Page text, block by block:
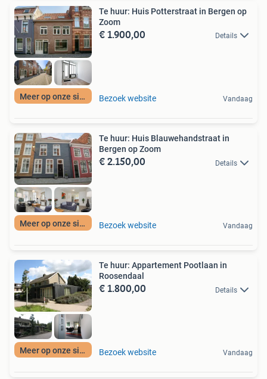
Meer op onze site
Te huur: Huis Potterstraat in Bergen op
Zoom
€ 1.900,00 Details
Bezoek website Vandaag
Meer op onze site
Te huur: Huis Blauwehandstraat in
Bergen op Zoom
€ 2.150,00 Details
Bezoek website Vandaag
Meer op onze site
Te huur: Appartement Pootlaan in
Roosendaal
€ 1.800,00 Details
Bezoek website Vandaag